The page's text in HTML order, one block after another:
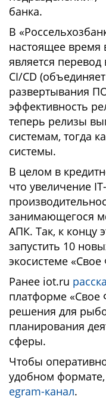
банка.
В
настоящее время
является
CI/CD
развертывания
эффективность
теперь релизы
системам, тогда
системы.
В целом в
что увеличение
занимающегося
АПК. Так, к концу
запустить 10
экосистеме
Ранее iot.ru
платформе «Свое
решения для
планирования
сферы.
Чтобы
удобном
egram-канал.